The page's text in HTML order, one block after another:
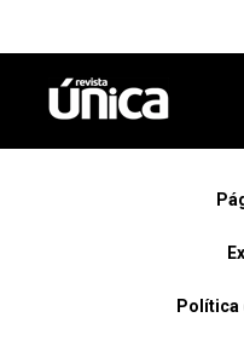
Política